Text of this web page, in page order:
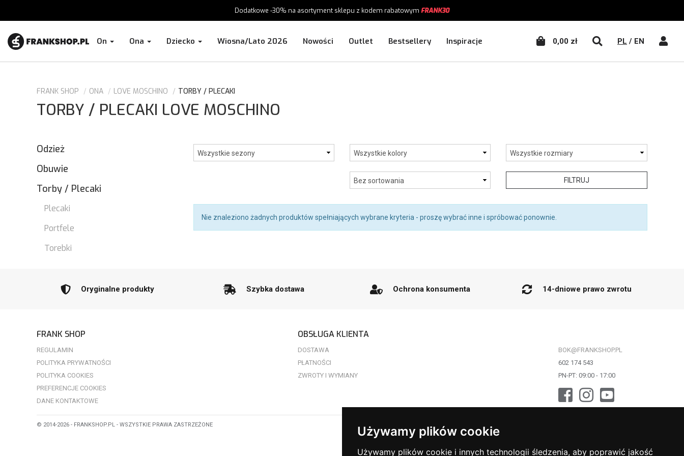
Używamy plików cookie
Używamy plików cookie i innych technologii śledzenia, aby poprawić jakość
Dodatkowe -30% na asortyment sklepu z kodem rabatowym FRANK30
On Ona Dziecko Wiosna/Lato 2026 Nowości Outlet Bestsellery Inspiracje 0,00 zł PL / EN
FRANK SHOP ONA LOVE MOSCHINO TORBY / PLECAKI
TORBY / PLECAKI LOVE MOSCHINO
Odzież
Obuwie
Torby / Plecaki
Plecaki
Portfele
Torebki
FILTRUJ
Nie znaleziono żadnych produktów spełniających wybrane kryteria - proszę wybrać inne i spróbować ponownie.
Oryginalne produkty Szybka dostawa Ochrona konsumenta 14-dniowe prawo zwrotu
FRANK SHOP
REGULAMIN
POLITYKA PRYWATNOŚCI
POLITYKA COOKIES
PREFERENCJE COOKIES
DANE KONTAKTOWE
OBSŁUGA KLIENTA
DOSTAWA
PŁATNOŚCI
ZWROTY I WYMIANY
BOK@FRANKSHOP.PL
602 174 543
PN-PT: 09:00 - 17:00
© 2014-2026 - FRANKSHOP.PL - WSZYSTKIE PRAWA ZASTRZEŻONE